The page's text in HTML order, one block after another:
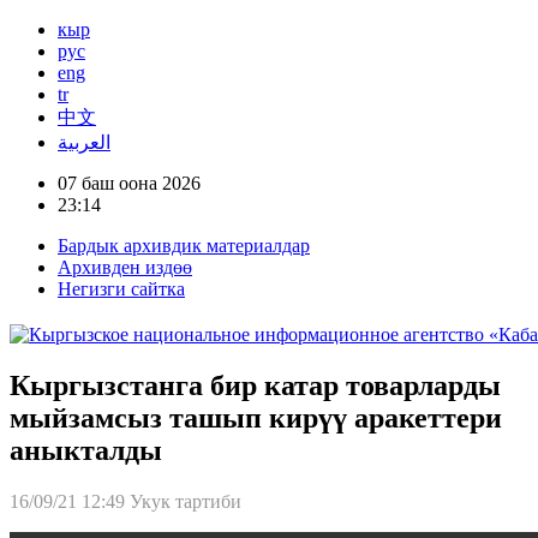
кыр
рус
eng
tr
中文
العربية
07 баш оона 2026
23:14
Бардык архивдик материалдар
Архивден издөө
Негизги сайтка
Кыргызстанга бир катар товарларды
мыйзамсыз ташып кирүү аракеттери
аныкталды
16/09/21 12:49 Укук тартиби